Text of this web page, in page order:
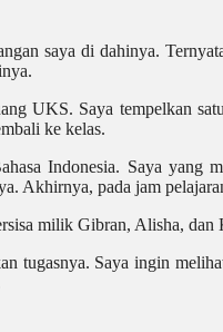
saya di dahinya.
UKS. Saya tempelkan
ke kelas.
Indonesia. Saya yang
Akhirnya, pada jam
milik Gibran, Alisha,
tugasnya. Saya ingin